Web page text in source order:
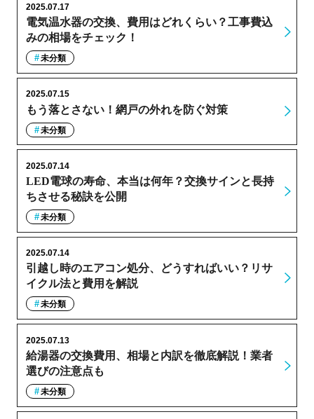
電気温水器の交換、費用はどれくらい？工事費込
みの相場をチェック！
2025.07.17
未分類
もう落とさない！網戸の外れを防ぐ対策
2025.07.15
未分類
LED電球の寿命、本当は何年？交換サインと長持
ちさせる秘訣を公開
2025.07.14
未分類
引越し時のエアコン処分、どうすればいい？リサ
イクル法と費用を解説
2025.07.14
未分類
給湯器の交換費用、相場と内訳を徹底解説！業者
選びの注意点も
2025.07.13
未分類